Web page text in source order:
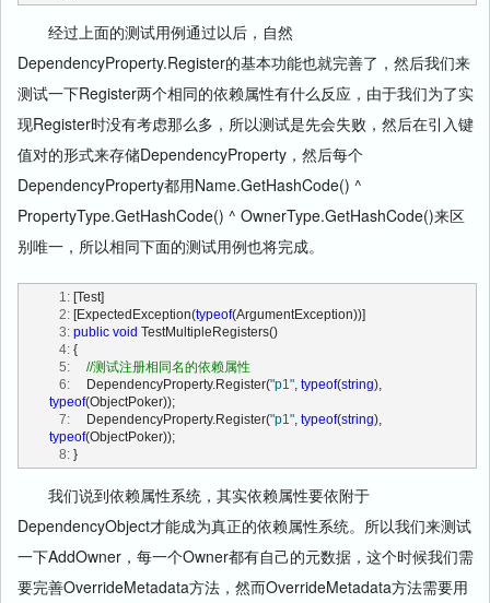
经过上面的测试用例通过以后，自然
DependencyProperty.Register的基本功能也就完善了，然后我们来
测试一下Register两个相同的依赖属性有什么反应，由于我们为了实
现Register时没有考虑那么多，所以测试是先会失败，然后在引入键
值对的形式来存储DependencyProperty，然后每个
DependencyProperty都用Name.GetHashCode() ^
PropertyType.GetHashCode() ^ OwnerType.GetHashCode()来区
别唯一，所以相同下面的测试用例也将完成。
   1:
[Test]
   2:
[ExpectedException(typeof(ArgumentException))]
   3:
public void TestMultipleRegisters()
   4:
{
   5:
//测试注册相同名的依赖属性
   6:
     DependencyProperty.Register(
"p1" typeof(string
typeof(ObjectPoker));
   7:
     DependencyProperty.Register(
"p1" typeof(string
typeof(ObjectPoker));
   8:
}
我们说到依赖属性系统，其实依赖属性要依附于
DependencyObject才能成为真正的依赖属性系统。所以我们来测试
一下AddOwner，每一个Owner都有自己的元数据，这个时候我们需
要完善OverrideMetadata方法，然而OverrideMetadata方法需要用